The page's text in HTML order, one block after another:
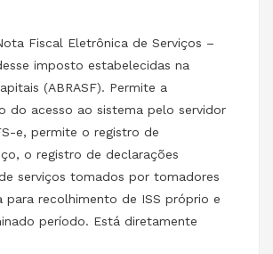
Fiscal Eletrônica de Serviços –
imposto estabelecidas na
(ABRASF). Permite a
do acesso ao sistema pelo servidor
e, permite o registro de
o registro de declarações
serviços tomados por tomadores
para recolhimento de ISS próprio e
período. Está diretamente